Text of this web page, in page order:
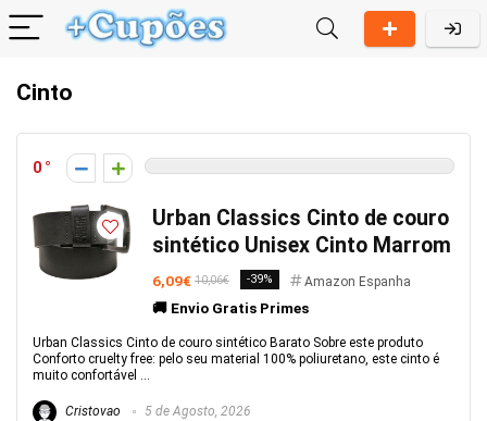
Cinto
0
Urban Classics Cinto de couro
sintético Unisex Cinto Marrom
6,09€ 10,06€ -39% Amazon Espanha
🚚 Envio Gratis Primes
Urban Classics Cinto de couro sintético Barato Sobre este produto
Conforto cruelty free: pelo seu material 100% poliuretano, este cinto é
muito confortável ...
Cristovao 5 de Agosto, 2026